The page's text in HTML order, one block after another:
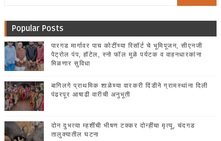
Popular Posts
पारगड मार्गावर पाच कोटींच्या रिसॉर्ट चे भूमिपूजन, सीएनजी
पेट्रोल पंप, हॉटेल, स्नो फॉल मुळे पर्यटक व वाहनधारकांना
मिळणार सुविधा
बागिलगे प्राथमिक शाळेच्या वारकरी दिंडीने ग्रामस्थांना दिली
पंढरपूर आषाढी वारीची अनुभूती
दोन दुभत्या म्हशींची भीषण टक्कर दोन्हींचा मृत्यू, चंदगड
तालुक्यातील घटना